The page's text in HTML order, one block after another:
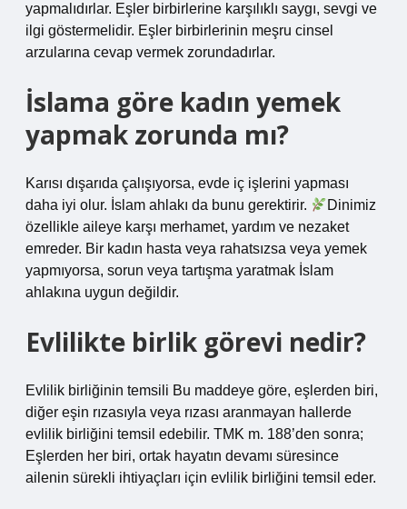
yapmalıdırlar. Eşler birbirlerine karşılıklı saygı, sevgi ve
ilgi göstermelidir. Eşler birbirlerinin meşru cinsel
arzularına cevap vermek zorundadırlar.
İslama göre kadın yemek
yapmak zorunda mı?
Karısı dışarıda çalışıyorsa, evde iç işlerini yapması
daha iyi olur. İslam ahlakı da bunu gerektirir.
Dinimiz
özellikle aileye karşı merhamet, yardım ve nezaket
emreder. Bir kadın hasta veya rahatsızsa veya yemek
yapmıyorsa, sorun veya tartışma yaratmak İslam
ahlakına uygun değildir.
Evlilikte birlik görevi nedir?
Evlilik birliğinin temsili Bu maddeye göre, eşlerden biri,
diğer eşin rızasıyla veya rızası aranmayan hallerde
evlilik birliğini temsil edebilir. TMK m. 188’den sonra;
Eşlerden her biri, ortak hayatın devamı süresince
ailenin sürekli ihtiyaçları için evlilik birliğini temsil eder.